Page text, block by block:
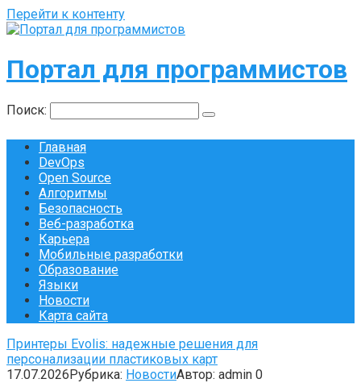
Перейти к контенту
Портал для программистов
Поиск:
Главная
DevOps
Open Source
Алгоритмы
Безопасность
Веб-разработка
Карьера
Мобильные разработки
Образование
Языки
Новости
Карта сайта
Принтеры Evolis: надежные решения для
персонализации пластиковых карт
17.07.2026Рубрика: НовостиАвтор: admin 0